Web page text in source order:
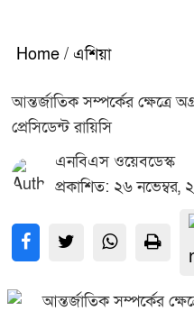
Home / এশিয়া
আন্তর্জাতিক সম্পর্কের ক্ষেত্রে
প্রেসিডেন্ট রায়িসি
এনবিএস ওয়েবডেস্ক
প্রকাশিত: ২৬